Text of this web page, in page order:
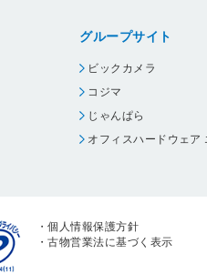
グループサイト
ビックカメラ
コジマ
じゃんぱら
オフィスハードウェア
・個人情報保護方針
・古物営業法に基づく表示